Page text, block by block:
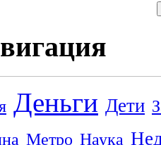
Деньги Дети
Метро Наука